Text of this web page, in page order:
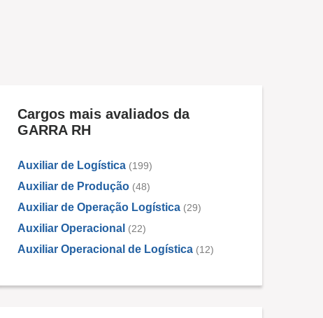
Cargos mais avaliados da
GARRA RH
Auxiliar de Logística (199)
Auxiliar de Produção (48)
Auxiliar de Operação Logística (29)
Auxiliar Operacional (22)
Auxiliar Operacional de Logística (12)